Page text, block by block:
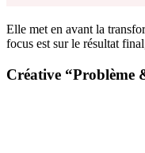
Elle met en avant la
focus est sur le résultat
Créative “Problème